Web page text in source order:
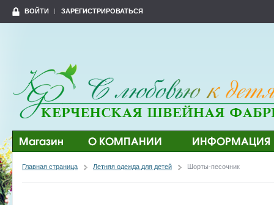
ВОЙТИ ЗАРЕГИСТРИРОВАТЬСЯ
Магазин О КОМПАНИИ ИНФОРМАЦИЯ
Главная страница Летняя одежда для детей Шорты-песочник